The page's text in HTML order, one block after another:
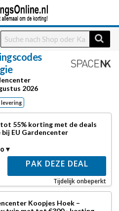
2026
55% korting met de deals
bij EU Gardencenter
PAK DEZE DEAL
Tijdelijk onbeperkt
Koopjes Hoek –